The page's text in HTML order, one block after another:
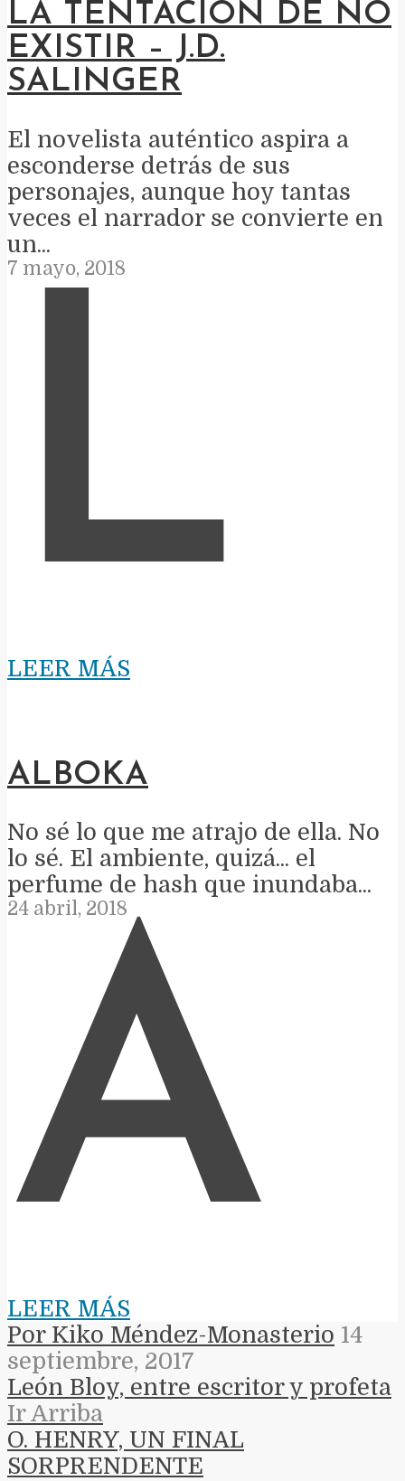
LA TENTACIÓN DE NO
EXISTIR – J.D.
SALINGER
El novelista auténtico aspira a
esconderse detrás de sus
personajes, aunque hoy tantas
veces el narrador se convierte en
un...
7 mayo, 2018
L
LEER MÁS
ALBOKA
No sé lo que me atrajo de ella. No
lo sé. El ambiente, quizá... el
perfume de hash que inundaba...
24 abril, 2018
A
LEER MÁS
Por Kiko Méndez-Monasterio 14
septiembre, 2017
León Bloy, entre escritor y profeta
Ir Arriba
O. HENRY, UN FINAL
SORPRENDENTE